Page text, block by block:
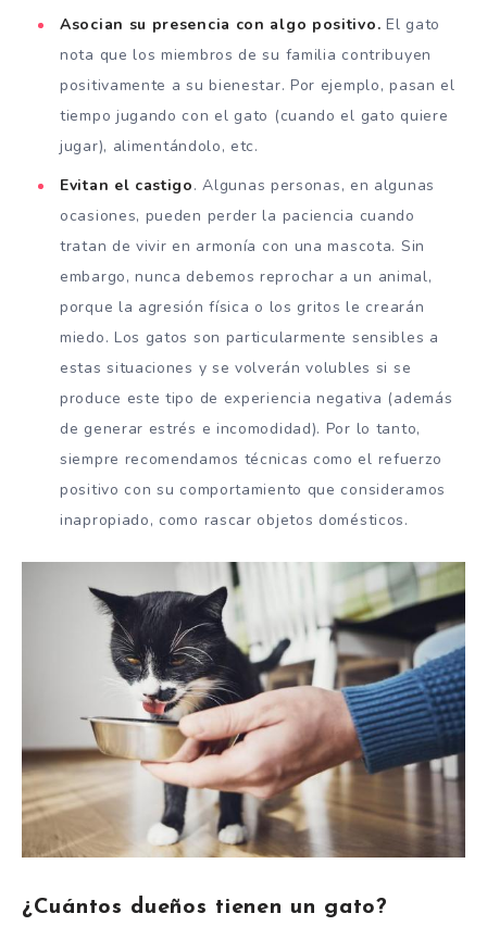
Asocian su presencia con algo positivo. El gato
nota que los miembros de su familia contribuyen
positivamente a su bienestar. Por ejemplo, pasan el
tiempo jugando con el gato (cuando el gato quiere
jugar), alimentándolo, etc.
Evitan el castigo. Algunas personas, en algunas
ocasiones, pueden perder la paciencia cuando
tratan de vivir en armonía con una mascota. Sin
embargo, nunca debemos reprochar a un animal,
porque la agresión física o los gritos le crearán
miedo. Los gatos son particularmente sensibles a
estas situaciones y se volverán volubles si se
produce este tipo de experiencia negativa (además
de generar estrés e incomodidad). Por lo tanto,
siempre recomendamos técnicas como el refuerzo
positivo con su comportamiento que consideramos
inapropiado, como rascar objetos domésticos.
¿Cuántos dueños tienen un gato?